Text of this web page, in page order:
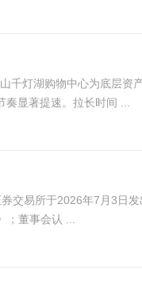
千灯湖购物中心为底层资
显著提速。拉长时间 ...
交易所于2026年7月3日发
董事会认 ...